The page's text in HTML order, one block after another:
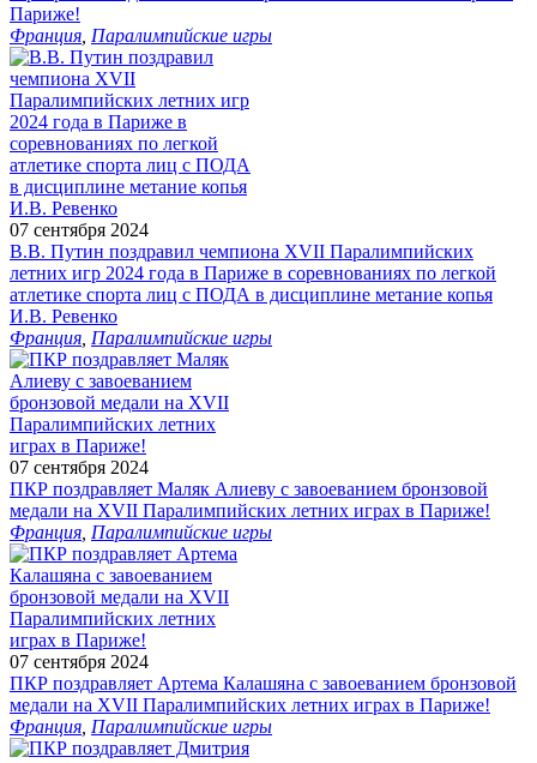
Париже!
Франция Паралимпийские игры
07 сентября 2024
В.В. Путин поздравил чемпиона XVII Паралимпийских
летних игр 2024 года в Париже в соревнованиях по легкой
атлетике спорта лиц с ПОДА в дисциплине метание копья
И.В. Ревенко
Франция Паралимпийские игры
07 сентября 2024
ПКР поздравляет Маляк Алиеву с завоеванием бронзовой
медали на XVII Паралимпийских летних играх в Париже!
Франция Паралимпийские игры
07 сентября 2024
ПКР поздравляет Артема Калашяна с завоеванием бронзовой
медали на XVII Паралимпийских летних играх в Париже!
Франция Паралимпийские игры